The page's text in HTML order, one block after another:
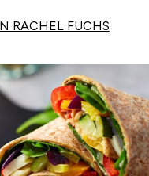
RACHEL FUCHS